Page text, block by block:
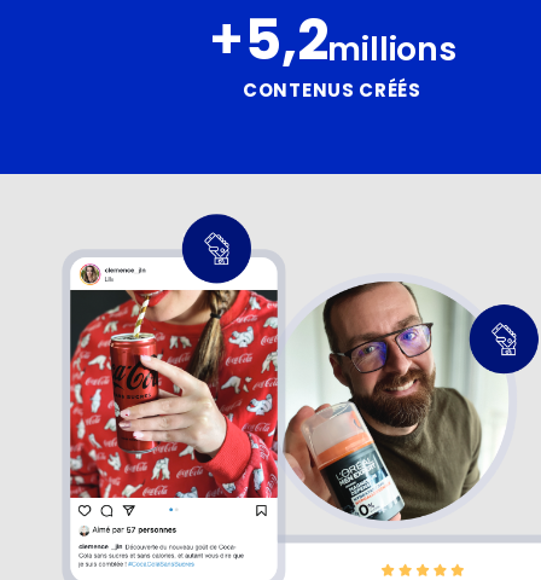
+5,2millions
CONTENUS CRÉÉS